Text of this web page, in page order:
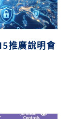
推廣說明會